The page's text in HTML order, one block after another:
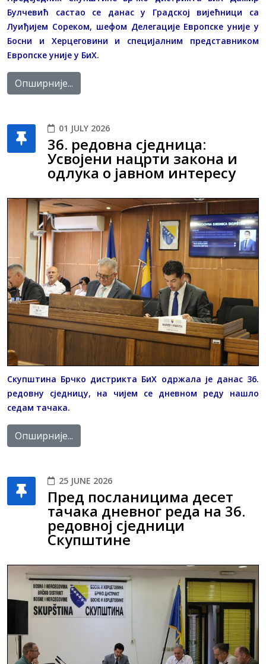
Булчевић састао се данас у Градској вијећници са
Луиђијем Сореком, шефом Делегације Европске уније у
Босни и Херцеговини и специјалним представником
Европске уније у БиХ.
Опширније...
01 JULY 2026
36. редовна сједница:
Усвојени нацрти закона и
одлука о јавном интересу
Скупштина Брчко дистрикта БиХ одржала је данас 36.
редовну сједницу, на чијем се дневном реду нашло
седам тачака.
Опширније...
25 JUNE 2026
Пред посланицима десет
тачака дневног реда на 36.
редовној сједници
Скупштине